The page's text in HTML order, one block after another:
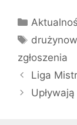
Kategorie
Tagi
zgłoszenia
Liga